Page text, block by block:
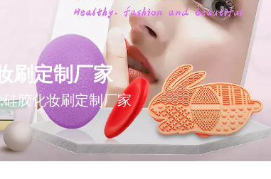
刷定制厂家
胶化妆刷定制厂家